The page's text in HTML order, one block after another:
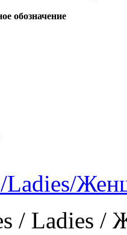
обозначение
Ladies/
/ Ladies